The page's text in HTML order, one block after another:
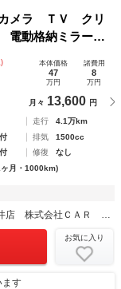
メラ ＴＶ クリ
電動格納ミラー
ＣＤ ＤＶＤ再
本体価格
47
万円
諸費用
8
万円
月々 13,600 円
走行
4.1万km
排気
1500cc
修復
なし
月・1000km)
ＣＡＲ ＧＯ（カーゴー）春日井店 株式会社ＣＡＲ ＧＯ
お気に入り
ます